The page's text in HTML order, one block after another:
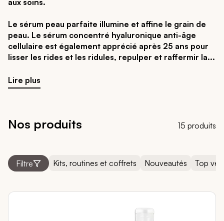
aux soins.
Le sérum peau parfaite illumine et affine le grain de
peau. Le sérum concentré hyaluronique anti-âge
cellulaire est également apprécié après 25 ans pour
lisser les rides et les ridules, repulper et raffermir la
Lire plus
15 produits
Nos produits
Filtre Kits, routines et coffrets Nouveautés Top